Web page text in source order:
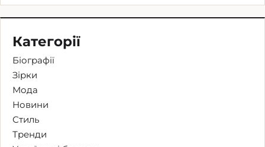
Категорії
Біографії
Зірки
Мода
Новини
Стиль
Тренди